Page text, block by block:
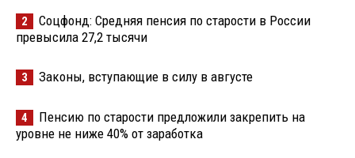
2
Соцфонд: Средняя пенсия по старости в России
превысила 27,2 тысячи
3 Законы, вступающие в силу в августе
4
Пенсию по старости предложили закрепить на
уровне не ниже 40% от заработка